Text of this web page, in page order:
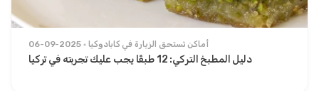
06-09-2025 أماكن تستحق الزيارة في كابادوكيا
دليل المطبخ التركي: 12 طبقًا يجب عليك تجربته في تركيا